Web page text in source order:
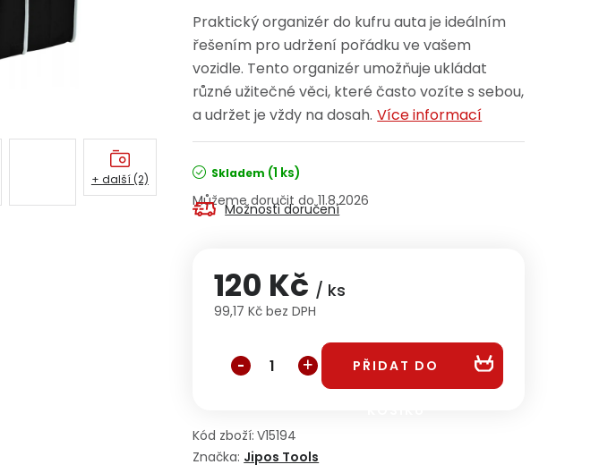
Praktický organizér do kufru auta je ideálním
řešením pro udržení pořádku ve vašem
vozidle. Tento organizér umožňuje ukládat
různé užitečné věci, které často vozíte s sebou,
a udržet je vždy na dosah. Více informací
Skladem (1 ks)
11.8.2026
Možnosti doručení
120 Kč / ks
99,17 Kč bez DPH
PŘIDAT DO
Kód zboží: V15194
Značka: Jipos Tools
+ další (2)